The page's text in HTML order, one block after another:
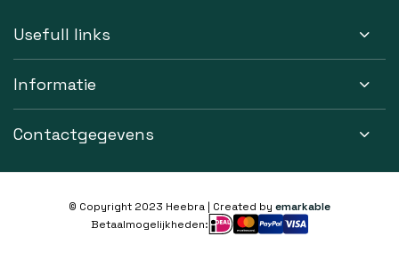
Usefull links
Informatie
Contactgegevens
© Copyright 2023 Heebra | Created by emarkable
Betaalmogelijkheden: